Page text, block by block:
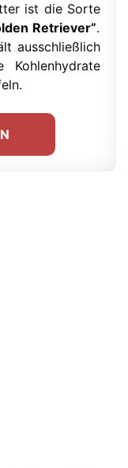
ist die Sorte
Retriever”.
ausschließlich